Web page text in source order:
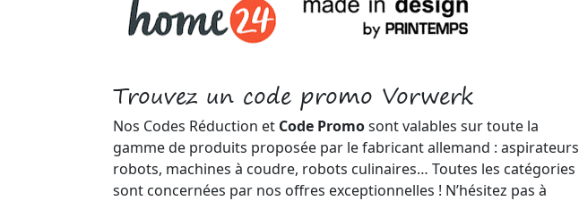
Trouvez un code promo Vorwerk
Nos Codes Réduction et Code Promosont valables sur toute la
gamme de produits proposée par le fabricant allemand : aspirateurs
robots, machines à coudre, robots culinaires… Toutes les catégories
sont concernées par nos offres exceptionnelles ! N’hésitez pas à